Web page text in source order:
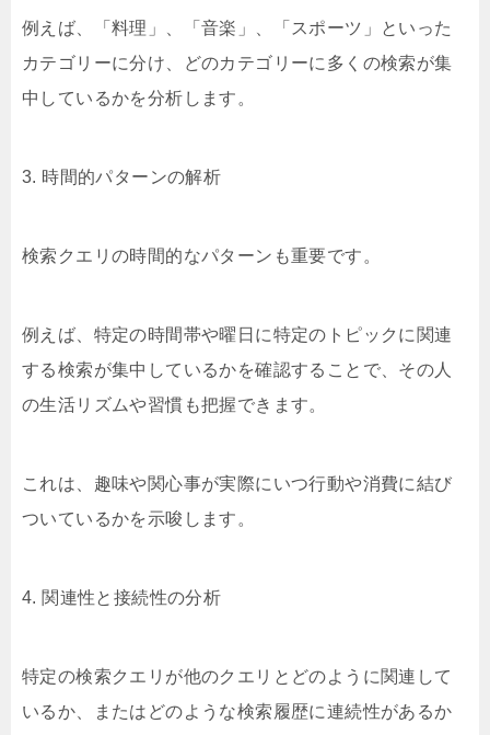
例えば、「料理」、「音楽」、「スポーツ」といった
カテゴリーに分け、どのカテゴリーに多くの検索が集
中しているかを分析します。
3. 時間的パターンの解析
検索クエリの時間的なパターンも重要です。
例えば、特定の時間帯や曜日に特定のトピックに関連
する検索が集中しているかを確認することで、その人
の生活リズムや習慣も把握できます。
これは、趣味や関心事が実際にいつ行動や消費に結び
ついているかを示唆します。
4. 関連性と接続性の分析
特定の検索クエリが他のクエリとどのように関連して
いるか、またはどのような検索履歴に連続性があるか